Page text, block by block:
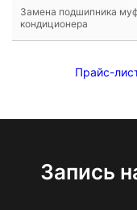
Замена подшипника
кондиционера
Прайс-
Запись